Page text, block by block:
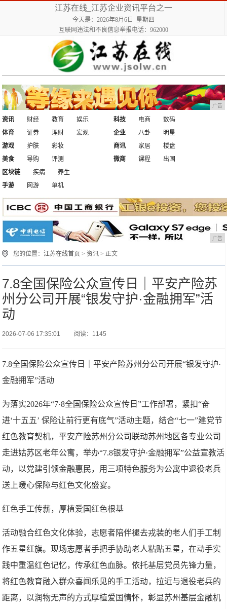
江苏在线_江苏企业资讯平台之一
今天是：2026年8月6日 星期四
互联网违法和不良信息举报电话：962000
广告
资讯 财经 教育
娱乐
体育
证券 理财 宏观
科技 电商
数码
企业
八卦
明星
游戏
护肤
彩妆
美食
导购 评测
商讯 家居
楼盘
微商
课程
出国
区块链
疾病
养生
手游
网游 单机
广告
您的位置：江苏在线首页 >资讯 > 正文
7.8全国保险公众宣传日｜平安产险苏
州分公司开展“银发守护·金融拥军”活
动
2026-07-06 17:35:01 阅读：1145
7.8全国保险公众宣传日｜平安产险苏州分公司开展“银发守护·
金融拥军”活动
为落实2026年“7·8全国保险公众宣传日”工作部署，紧扣“奋
进‘十五五’ 保险让前行更有底气”活动主题，结合“七一”建党节
红色教育契机，平安产险苏州分公司联动苏州地区各专业公司
走进姑苏区老年公寓，举办“7.8银发守护·金融拥军”公益宣教活
动，以党建引领金融惠民，用三项特色服务为公寓中退役老兵
送上暖心保障与红色文化盛宴。
红色手工传薪，厚植爱国红色根基
活动融合红色文化体验，志愿者陪伴褪去戎装的老人们手工制
作五星红旗。现场志愿者手把手协助老人粘贴五星，在动手实
践中重温红色记忆，传承红色血脉。依托基层党员先锋力量，
将红色教育融入群众喜闻乐见的手工活动，拉近与退役老兵的
距离，以润物无声的方式厚植爱国情怀，彰显苏州基层金融机